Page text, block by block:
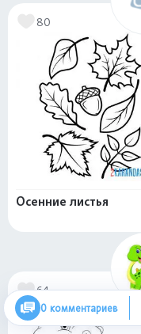
80
Осенние листья
64
0 комментариев